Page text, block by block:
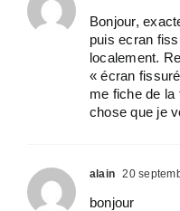
Bonjour,
puis ecran
localement.
« écran
me fiche de la
chose que je
alain 20
bonjour